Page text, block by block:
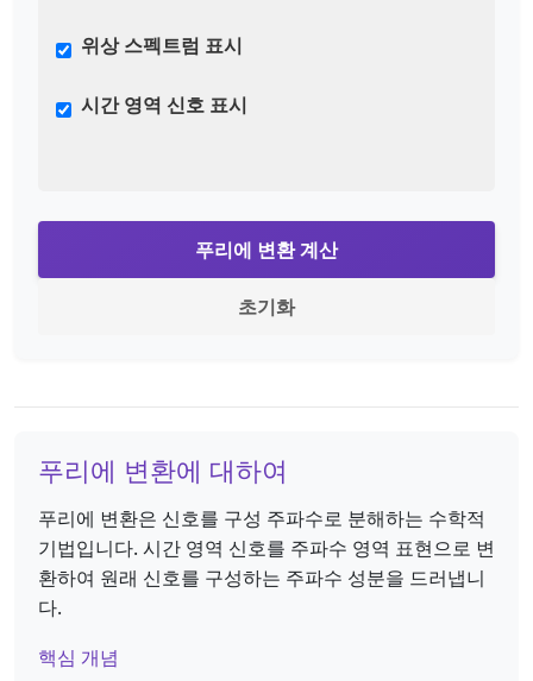
위상 스펙트럼 표시
시간 영역 신호 표시
푸리에 변환 계산
초기화
푸리에 변환에 대하여
푸리에 변환은 신호를 구성 주파수로 분해하는 수학적
기법입니다. 시간 영역 신호를 주파수 영역 표현으로 변
환하여 원래 신호를 구성하는 주파수 성분을 드러냅니
다.
핵심 개념